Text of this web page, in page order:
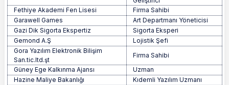
Fethiye Akademi Fen Lisesi
Firma Sahibi
Garawell Games
Art Departmanı Yöneticisi
Gazi Dik Sigorta Ekspertiz
Sigorta Eksperi
Gemond A.Ş
Lojistik Şefi
Gora Yazılım Elektronik Bilişim
San.tic.ltd.şt
Firma Sahibi
Güney Ege Kalkınma Ajansı
Uzman
Hazine Maliye Bakanlığı
Kıdemli Yazılım Uzmanı